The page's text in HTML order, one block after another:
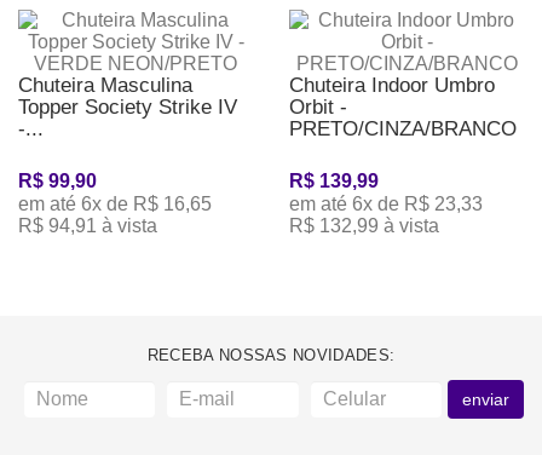
Chuteira Masculina
Topper Society Strike IV
-...
R$ 99,90
em até 6x de R$ 16,65
R$ 94,91 à vista
Chuteira Indoor Umbro
Orbit -
PRETO/CINZA/BRANCO
R$ 139,99
em até 6x de R$ 23,33
R$ 132,99 à vista
RECEBA NOSSAS NOVIDADES:
enviar